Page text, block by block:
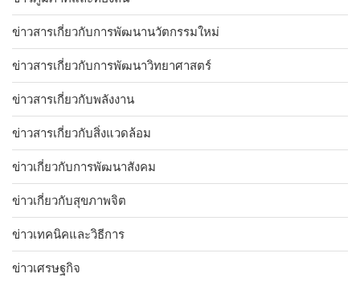
ข่าวสารเกี่ยวกับการพัฒนานวัตกรรมใหม่
ข่าวสารเกี่ยวกับการพัฒนาวิทยาศาสตร์
ข่าวสารเกี่ยวกับพลังงาน
ข่าวสารเกี่ยวกับสิ่งแวดล้อม
ข่าวเกี่ยวกับการพัฒนาสังคม
ข่าวเกี่ยวกับสุขภาพจิต
ข่าวเทคนิคและวิธีการ
ข่าวเศรษฐกิจ